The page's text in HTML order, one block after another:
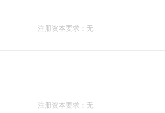
注册资本要求：无
注册资本要求：无